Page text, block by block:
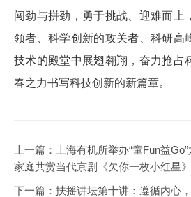
闯劲与拼劲，勇于挑战、迎难而上
领者、科学创新的攻关者、科研高
技术的殿堂中展翅翱翔，奋力抢占
春之力书写科技创新的新篇章。
上一篇：
上海有机所举办“童Fun益
家庭共赏当代京剧《欠你一枚小红星》
下一篇： 扶摇讲坛第十讲：遵循内心